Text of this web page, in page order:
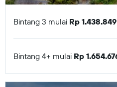
Bintang 3 mulai Rp 1.438.849
Bintang 4+ mulai Rp